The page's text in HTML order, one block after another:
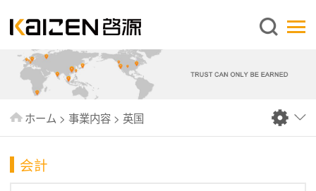
日本語
企業情報
事業内容
ニュース
ホーム > 事業内容 > 英国
会計